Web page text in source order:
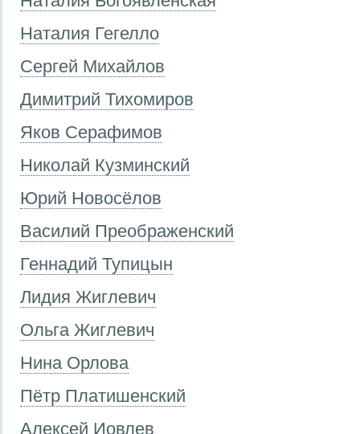
Наталия Гегелло
Сергей Михайлов
Димитрий Тихомиров
Яков Серафимов
Николай Кузминский
Юрий Новосёлов
Василий Преображенский
Геннадий Тупицын
Лидия Жиглевич
Ольга Жиглевич
Нина Орлова
Пётр Платишенский
Алексей Иовлев